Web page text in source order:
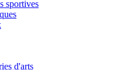
sportives
d'arts